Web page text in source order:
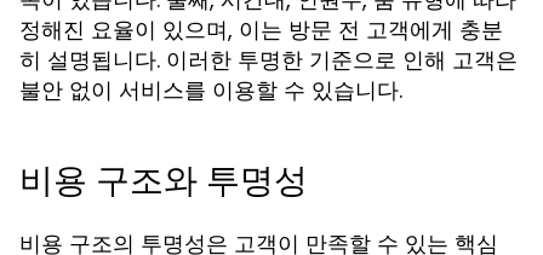
정해진 요율이 있으며, 이는 방문 전 고객에게 충분
히 설명됩니다. 이러한 투명한 기준으로 인해 고객은
불안 없이 서비스를 이용할 수 있습니다.
비용 구조와 투명성
비용 구조의 투명성은 고객이 만족할 수 있는 핵심